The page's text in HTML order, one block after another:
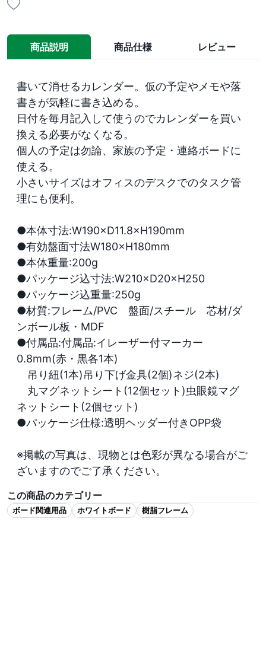
商品説明 商品仕様 レビュー
書いて消せるカレンダー。仮の予定やメモや落
書きが気軽に書き込める。
日付を毎月記入して使うのでカレンダーを買い
換える必要がなくなる。
個人の予定は勿論、家族の予定・連絡ボードに
使える。
小さいサイズはオフィスのデスクでのタスク管
理にも便利。
●本体寸法:W190×D11.8×H190mm
●有効盤面寸法W180×H180mm
●本体重量:200g
●パッケージ込寸法:W210×D20×H250
●パッケージ込重量:250g
●材質:フレーム/PVC　盤面/スチール　芯材/ダ
ンボール板・MDF
●付属品:付属品:イレーザー付マーカー
0.8mm(赤・黒各1本)
吊り紐(1本)吊り下げ金具(2個)ネジ(2本)
丸マグネットシート(12個セット)虫眼鏡マグ
ネットシート(2個セット)
●パッケージ仕様:透明ヘッダー付きOPP袋
※掲載の写真は、現物とは色彩が異なる場合がご
ざいますのでご了承ください。
この商品のカテゴリー
ボード関連用品 ホワイトボード 樹脂フレーム